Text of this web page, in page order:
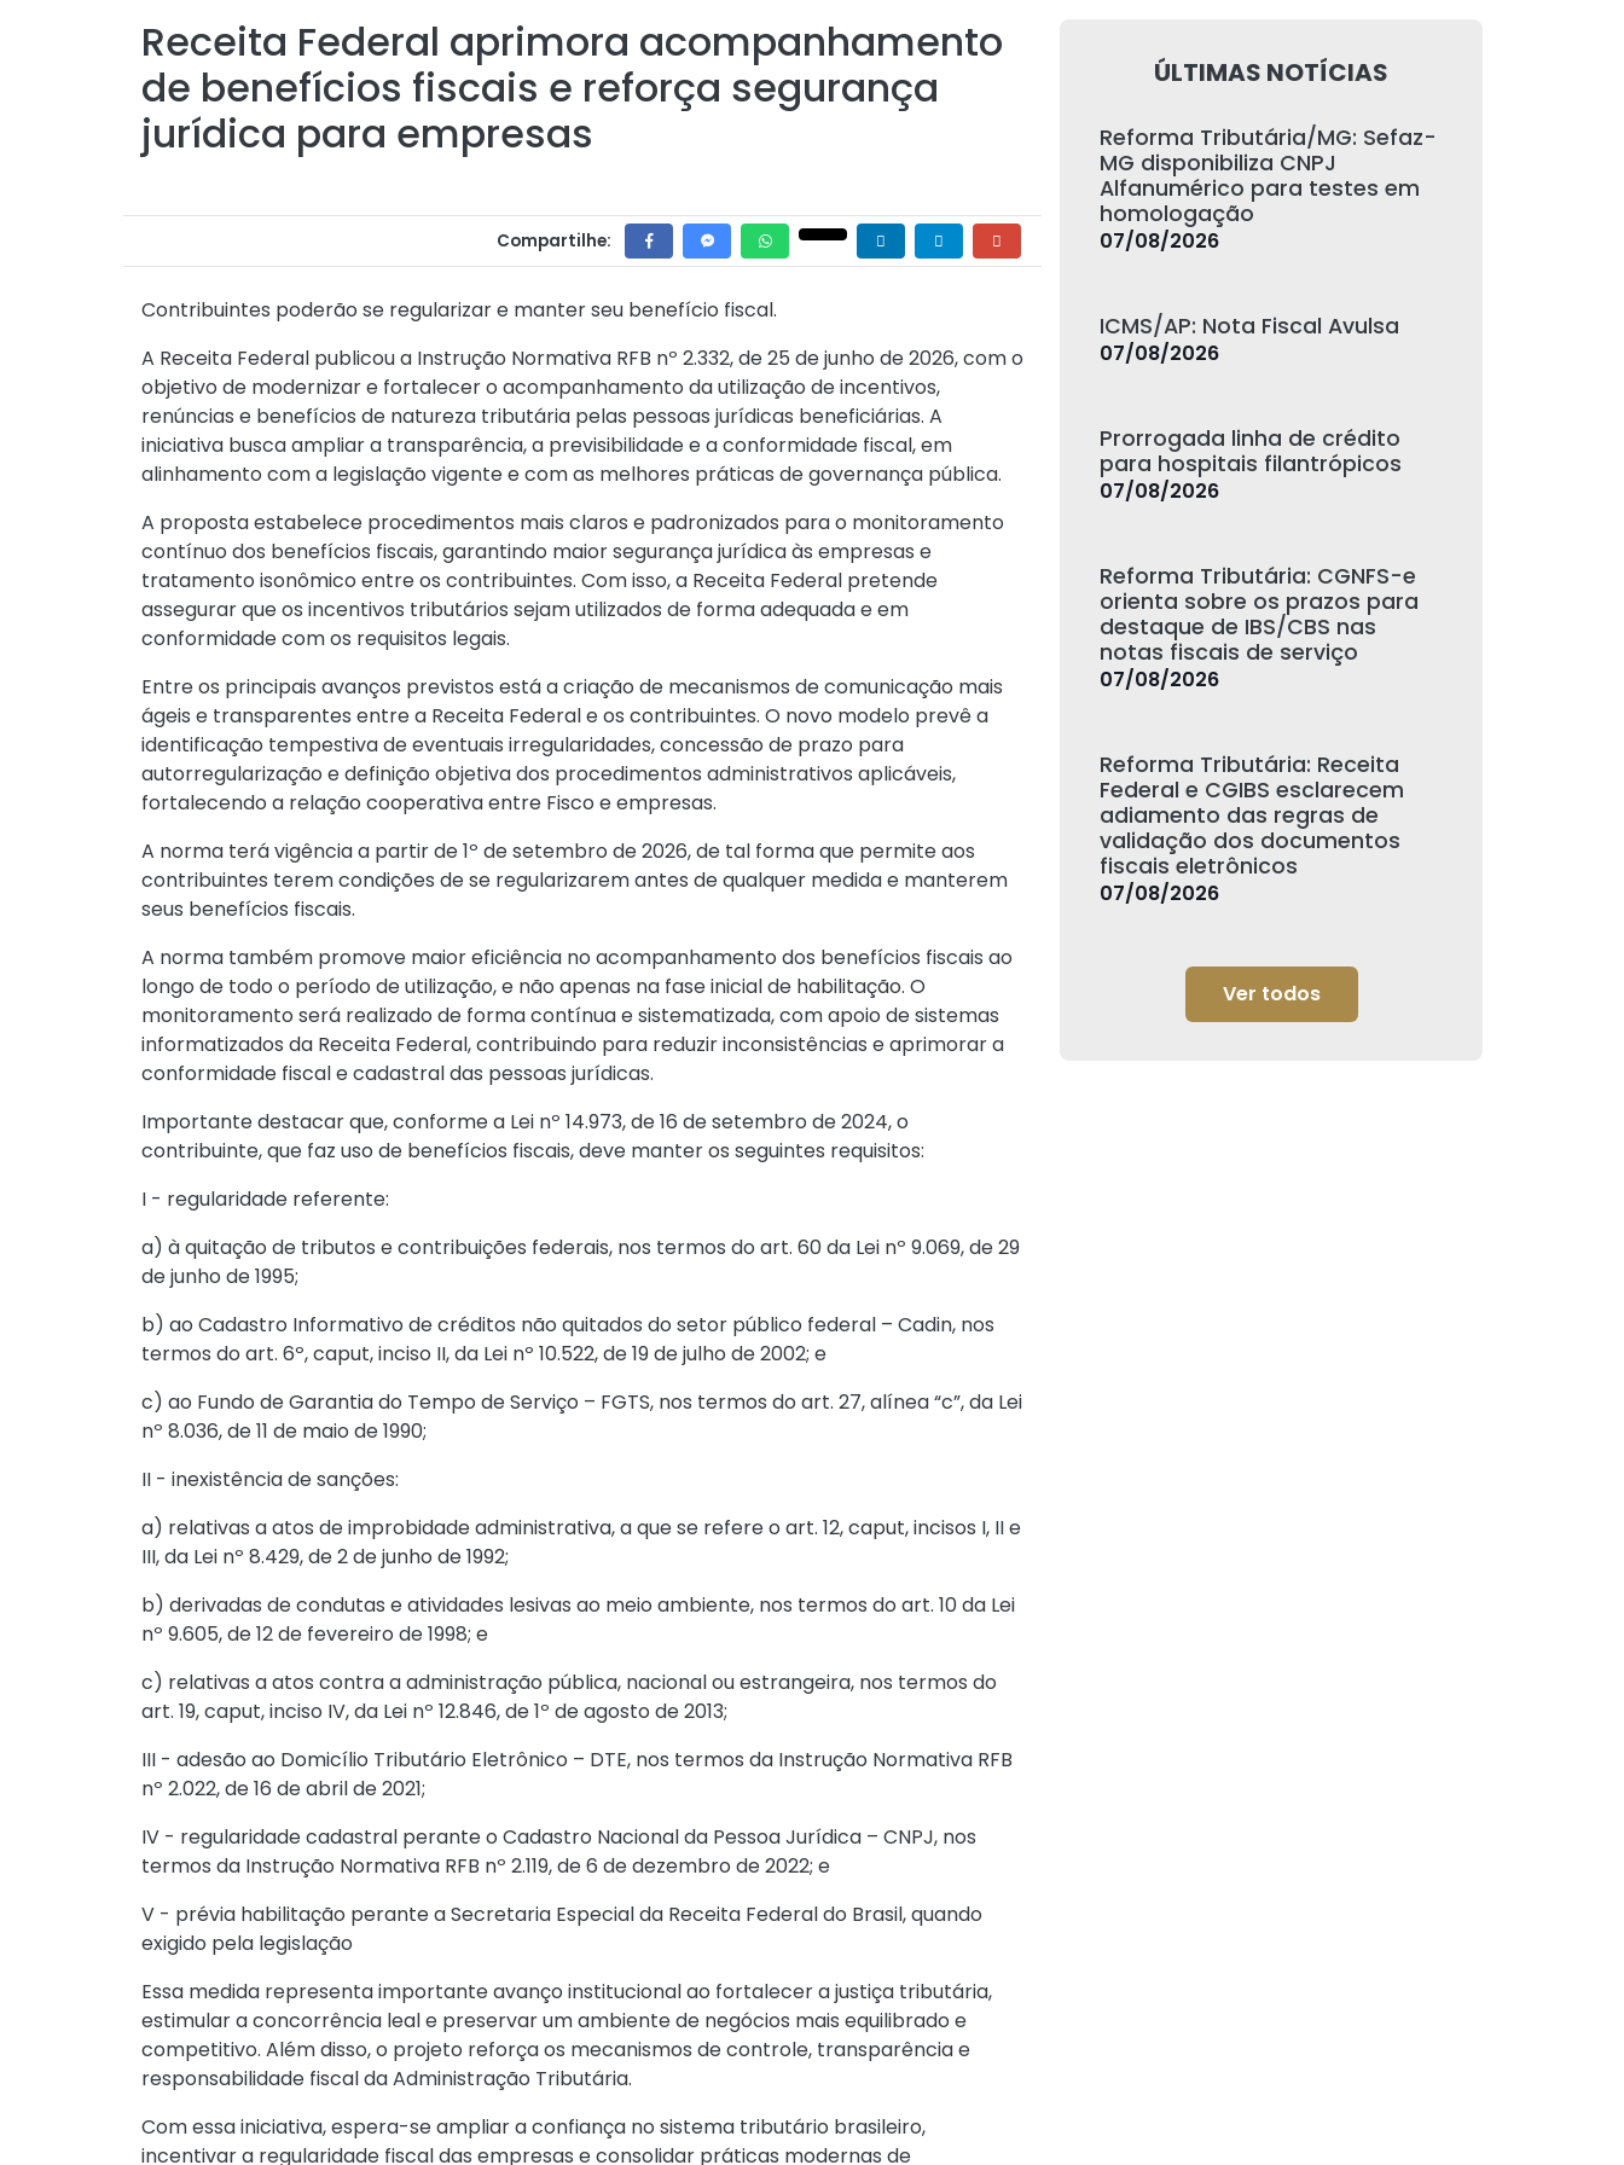
Receita Federal aprimora acompanhamento
de benefícios fiscais e reforça segurança
jurídica para empresas
Compartilhe:
Contribuintes poderão se regularizar e manter seu benefício fiscal.
A Receita Federal publicou a Instrução Normativa RFB nº 2.332, de 25 de junho de 2026, com o
objetivo de modernizar e fortalecer o acompanhamento da utilização de incentivos,
renúncias e benefícios de natureza tributária pelas pessoas jurídicas beneficiárias. A
iniciativa busca ampliar a transparência, a previsibilidade e a conformidade fiscal, em
alinhamento com a legislação vigente e com as melhores práticas de governança pública.
A proposta estabelece procedimentos mais claros e padronizados para o monitoramento
contínuo dos benefícios fiscais, garantindo maior segurança jurídica às empresas e
tratamento isonômico entre os contribuintes. Com isso, a Receita Federal pretende
assegurar que os incentivos tributários sejam utilizados de forma adequada e em
conformidade com os requisitos legais.
Entre os principais avanços previstos está a criação de mecanismos de comunicação mais
ágeis e transparentes entre a Receita Federal e os contribuintes. O novo modelo prevê a
identificação tempestiva de eventuais irregularidades, concessão de prazo para
autorregularização e definição objetiva dos procedimentos administrativos aplicáveis,
fortalecendo a relação cooperativa entre Fisco e empresas.
A norma terá vigência a partir de 1º de setembro de 2026, de tal forma que permite aos
contribuintes terem condições de se regularizarem antes de qualquer medida e manterem
seus benefícios fiscais.
A norma também promove maior eficiência no acompanhamento dos benefícios fiscais ao
longo de todo o período de utilização, e não apenas na fase inicial de habilitação. O
monitoramento será realizado de forma contínua e sistematizada, com apoio de sistemas
informatizados da Receita Federal, contribuindo para reduzir inconsistências e aprimorar a
conformidade fiscal e cadastral das pessoas jurídicas.
Importante destacar que, conforme a Lei nº 14.973, de 16 de setembro de 2024, o
contribuinte, que faz uso de benefícios fiscais, deve manter os seguintes requisitos:
I - regularidade referente:
a) à quitação de tributos e contribuições federais, nos termos do art. 60 da Lei nº 9.069, de 29
de junho de 1995;
b) ao Cadastro Informativo de créditos não quitados do setor público federal – Cadin, nos
termos do art. 6º, caput, inciso II, da Lei nº 10.522, de 19 de julho de 2002; e
c) ao Fundo de Garantia do Tempo de Serviço – FGTS, nos termos do art. 27, alínea “c”, da Lei
nº 8.036, de 11 de maio de 1990;
II - inexistência de sanções:
a) relativas a atos de improbidade administrativa, a que se refere o art. 12, caput, incisos I, II e
III, da Lei nº 8.429, de 2 de junho de 1992;
b) derivadas de condutas e atividades lesivas ao meio ambiente, nos termos do art. 10 da Lei
nº 9.605, de 12 de fevereiro de 1998; e
c) relativas a atos contra a administração pública, nacional ou estrangeira, nos termos do
art. 19, caput, inciso IV, da Lei nº 12.846, de 1º de agosto de 2013;
III - adesão ao Domicílio Tributário Eletrônico – DTE, nos termos da Instrução Normativa RFB
nº 2.022, de 16 de abril de 2021;
IV - regularidade cadastral perante o Cadastro Nacional da Pessoa Jurídica – CNPJ, nos
termos da Instrução Normativa RFB nº 2.119, de 6 de dezembro de 2022; e
V - prévia habilitação perante a Secretaria Especial da Receita Federal do Brasil, quando
exigido pela legislação
Essa medida representa importante avanço institucional ao fortalecer a justiça tributária,
estimular a concorrência leal e preservar um ambiente de negócios mais equilibrado e
competitivo. Além disso, o projeto reforça os mecanismos de controle, transparência e
responsabilidade fiscal da Administração Tributária.
Com essa iniciativa, espera-se ampliar a confiança no sistema tributário brasileiro,
incentivar a regularidade fiscal das empresas e consolidar práticas modernas de
ÚLTIMAS NOTÍCIAS
Reforma Tributária/MG: Sefaz-
MG disponibiliza CNPJ
Alfanumérico para testes em
homologação
07/08/2026
ICMS/AP: Nota Fiscal Avulsa
07/08/2026
Prorrogada linha de crédito
para hospitais filantrópicos
07/08/2026
Reforma Tributária: CGNFS-e
orienta sobre os prazos para
destaque de IBS/CBS nas
notas fiscais de serviço
07/08/2026
Reforma Tributária: Receita
Federal e CGIBS esclarecem
adiamento das regras de
validação dos documentos
fiscais eletrônicos
07/08/2026
Ver todos